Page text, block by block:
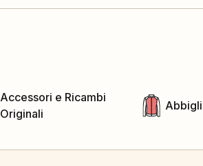
Accessori e Ricambi
Originali